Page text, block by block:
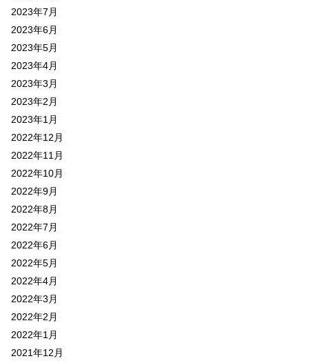
2023年7月
2023年6月
2023年5月
2023年4月
2023年3月
2023年2月
2023年1月
2022年12月
2022年11月
2022年10月
2022年9月
2022年8月
2022年7月
2022年6月
2022年5月
2022年4月
2022年3月
2022年2月
2022年1月
2021年12月